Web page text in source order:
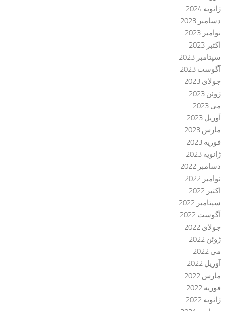
ژانویه 2024
دسامبر 2023
نوامبر 2023
اکتبر 2023
سپتامبر 2023
آگوست 2023
جولای 2023
ژوئن 2023
می 2023
آوریل 2023
مارس 2023
فوریه 2023
ژانویه 2023
دسامبر 2022
نوامبر 2022
اکتبر 2022
سپتامبر 2022
آگوست 2022
جولای 2022
ژوئن 2022
می 2022
آوریل 2022
مارس 2022
فوریه 2022
ژانویه 2022